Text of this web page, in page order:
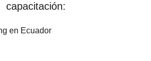
capacitación: